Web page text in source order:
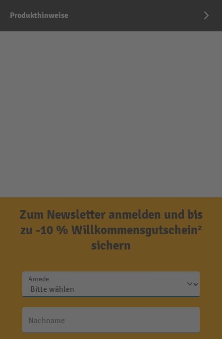
Produkthinweise
Zum Newsletter anmelden und bis
zu -10 % Willkommensgutschein²
sichern
Anrede
Nachname